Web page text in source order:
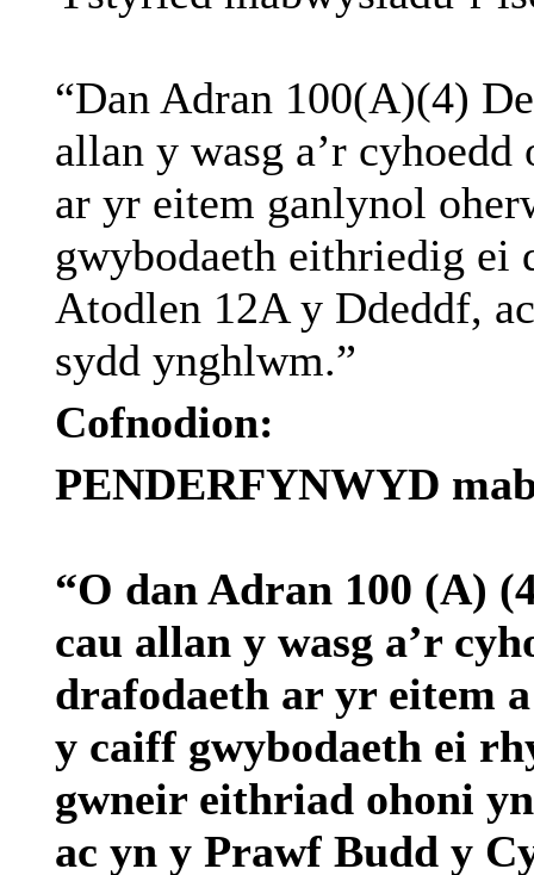
“Dan Adran 100(A)(4)
allan y wasg a’r cyhoedd
ar yr eitem ganlynol
gwybodaeth eithriedig ei
Atodlen 12A y Ddeddf,
sydd ynghlwm.”
Cofnodion:
PENDERFYNWYD
“O dan Adran 100 (A)
cau allan y wasg a’r
drafodaeth ar yr eitem
y caiff gwybodaeth ei
gwneir eithriad ohoni
ac yn y Prawf Budd y